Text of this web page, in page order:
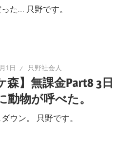
た… 只野です。
1日 只野社会人
森】無課金Part8 3日
動物が呼べた。
ウン。 只野です。